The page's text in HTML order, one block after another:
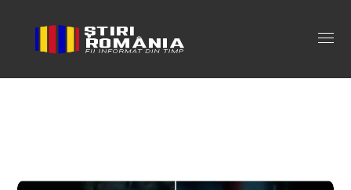
bolnav covid romania Tag